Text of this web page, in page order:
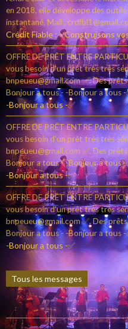
en 2018, elle développe des
instantané. Mail :
Crédit Fiable : « Construisons
OFFRE DE PRÊT ENTRE
vous besoin d'un prêt très très
bnpeueu@gmail.com ✅. Des
Bonjour a tous - -Bonjour a tous -
-Bonjour a tous -✅
OFFRE DE PRÊT ENTRE
vous besoin d'un prêt très très
bnpeueu@gmail.com ✅. Des
Bonjour a tous - -Bonjour a tous -
-Bonjour a tous -✅
OFFRE DE PRÊT ENTRE
vous besoin d'un prêt très très
bnpeueu@gmail.com ✅. Des
Bonjour a tous - -Bonjour a tous -
-Bonjour a tous -✅
Tous les messages